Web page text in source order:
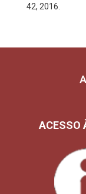
42, 2016.
ACESSO